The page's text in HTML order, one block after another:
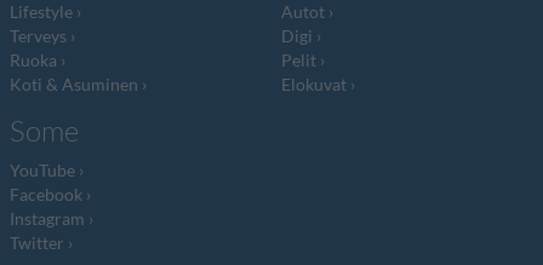
Lifestyle
Terveys
Ruoka
Koti & Asuminen
Autot
Digi
Pelit
Elokuvat
Some
YouTube
Facebook
Instagram
Twitter